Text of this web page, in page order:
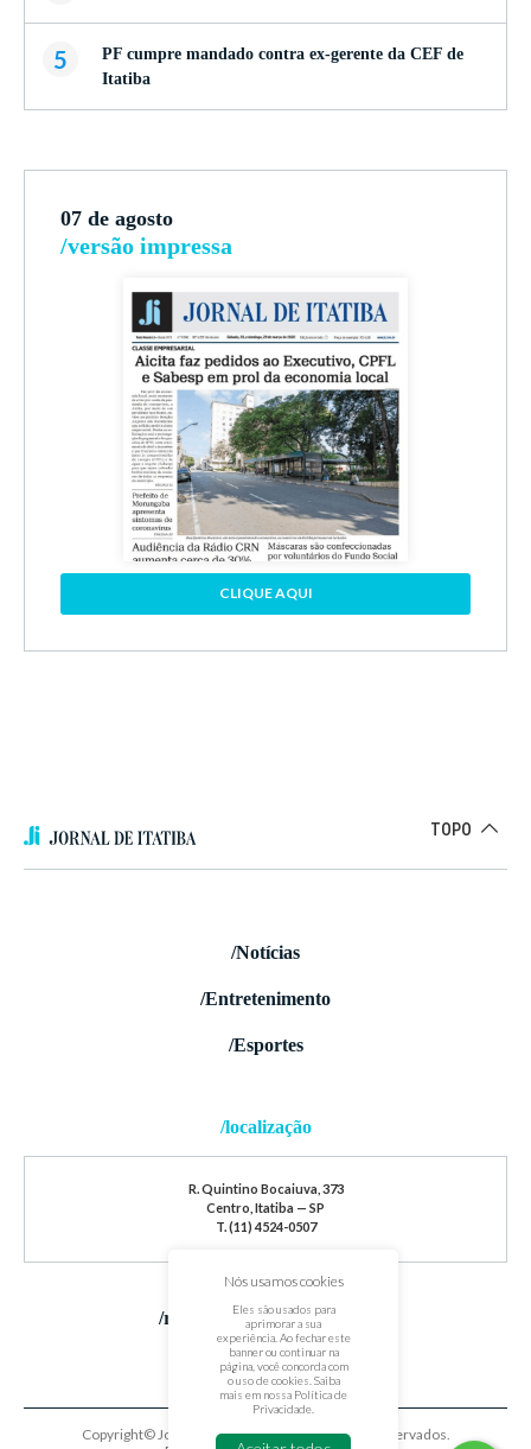
5
PF cumpre mandado contra ex-gerente da CEF de
Itatiba
07 de agosto
/versão impressa
CLIQUE AQUI
TOPO
/Notícias
/Entretenimento
/Esportes
/localização
R. Quintino Bocaiuva, 373
Centro, Itatiba — SP
T. (11) 4524-0507
/redes sociais
Copyright© Jornal de Itatiba. Todos os direitos reservados.
Nós usamos cookies
Eles são usados para
aprimorar a sua
experiência. Ao fechar este
banner ou continuar na
página, você concorda com
o uso de cookies. Saiba
mais em nossa Política de
Privacidade